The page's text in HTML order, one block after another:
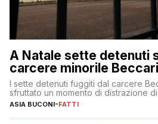
A Natale sette detenuti
carcere minorile
I sette detenuti fuggiti dal carcere
sfruttato un momento di distrazione
ASIA BUCONI-FATTI